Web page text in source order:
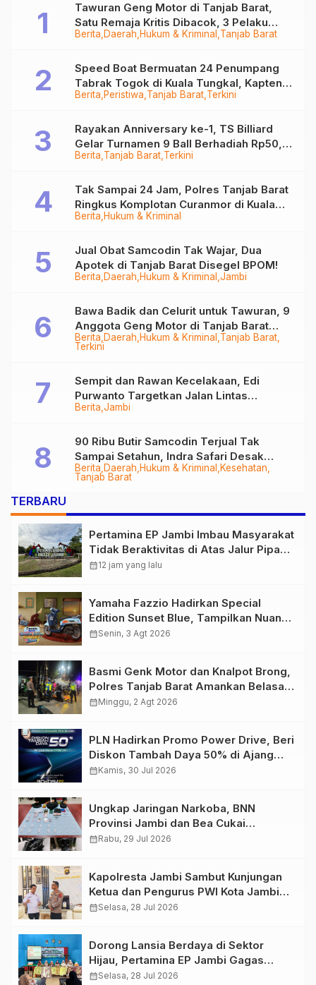
Berita Daerah Hukum & Kriminal Tanjab Barat
Tawuran Geng Motor di Tanjab Barat,
Satu Remaja Kritis Dibacok, 3 Pelaku
Ditangkap
Berita Peristiwa Tanjab Barat Terkini
Speed Boat Bermuatan 24 Penumpang
Tabrak Togok di Kuala Tungkal, Kapten
Sempat Hilang
Berita Tanjab Barat Terkini
Rayakan Anniversary ke-1, TS Billiard
Gelar Turnamen 9 Ball Berhadiah Rp50,8
Juta
Berita Hukum & Kriminal
Tak Sampai 24 Jam, Polres Tanjab Barat
Ringkus Komplotan Curanmor di Kuala
Tungkal
Berita Daerah Hukum & Kriminal Jambi
Jual Obat Samcodin Tak Wajar, Dua
Apotek di Tanjab Barat Disegel BPOM!
Berita Daerah Hukum & Kriminal Tanjab Barat
Terkini
Bawa Badik dan Celurit untuk Tawuran, 9
Anggota Geng Motor di Tanjab Barat
Diringkus
Berita Jambi
Sempit dan Rawan Kecelakaan, Edi
Purwanto Targetkan Jalan Lintas
Tungkal-Jambi Mulus di 2028
Berita Daerah Hukum & Kriminal
Kesehatan
Tanjab Barat
90 Ribu Butir Samcodin Terjual Tak
Sampai Setahun, Indra Safari Desak
Audit Menyeluruh
TERBARU
Pertamina EP Jambi Imbau Masyarakat
Tidak Beraktivitas di Atas Jalur Pipa
Migas Demi Keselamatan Bersama
calendar_month12 jam yang lalu
Yamaha Fazzio Hadirkan Special
Edition Sunset Blue, Tampilkan Nuansa
Retro Summer yang Semakin Skena
calendar_monthSenin, 3 Agt 2026
Basmi Genk Motor dan Knalpot Brong,
Polres Tanjab Barat Amankan Belasan
Kendaraan
calendar_monthMinggu, 2 Agt 2026
PLN Hadirkan Promo Power Drive, Beri
Diskon Tambah Daya 50% di Ajang
GIIAS 2026
calendar_monthKamis, 30 Jul 2026
Ungkap Jaringan Narkoba, BNN
Provinsi Jambi dan Bea Cukai
Amankan Sembilan Pelaku beserta
calendar_monthRabu, 29 Jul 2026
Kapolresta Jambi Sambut Kunjungan
Ketua dan Pengurus PWI Kota Jambi
Perkuat Sinergi dan Kolaborasi
calendar_monthSelasa, 28 Jul 2026
Dorong Lansia Berdaya di Sektor
Hijau, Pertamina EP Jambi Gagas
Lansiapreneur Batik Eco-Print
calendar_monthSelasa, 28 Jul 2026